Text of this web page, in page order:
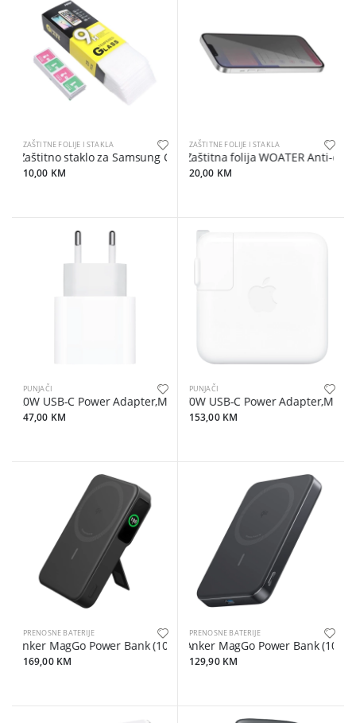
ZAŠTITNE FOLIJE I STAKLA
Zaštitno staklo za Samsung Galaxy A15 4G / A15 5G / M1
10,00 KM
ZAŠTITNE FOLIJE I STAKLA
Zaštitna folija WOATER Anti-
20,00 KM
PUNJAČI
20W USB-C Power Adapter,Model A2347
47,00 KM
PUNJAČI
70W USB-C Power Adapter,Model
153,00 KM
PRENOSNE BATERIJE
Anker MagGo Power Bank (10K) Black
169,00 KM
PRENOSNE BATERIJE
Anker MagGo Power Bank (10K,
129,90 KM